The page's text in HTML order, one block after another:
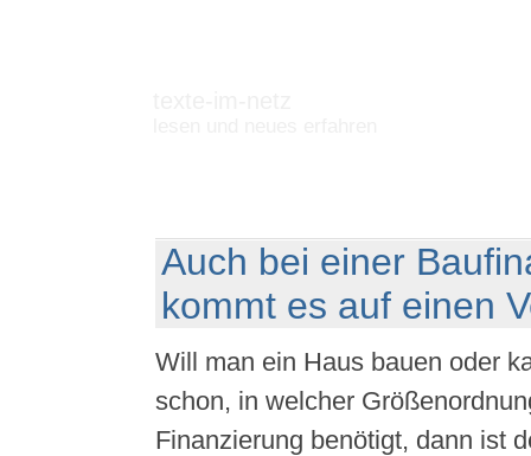
Auch bei einer
kommt es auf einen
Will man ein Haus bauen oder
schon, in welcher
Finanzierung benötigt, dann ist